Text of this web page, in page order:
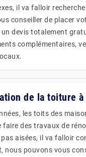
il va falloir
conseiller de placer
devis totalement
complémentaires,
de la toiture
les toits des
faire des travaux de
aisées, il va falloir
nous pouvons vous